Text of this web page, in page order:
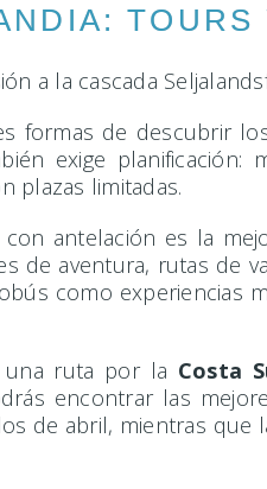
formas de descubrir
exige
plazas limitadas.
con antelación es la
de aventura, rutas de
como experiencias
una ruta por la Costa
encontrar las
de abril, mientras